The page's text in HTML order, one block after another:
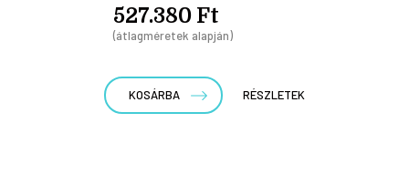
527.380 Ft
(átlagméretek alapján)
KOSÁRBA RÉSZLETEK